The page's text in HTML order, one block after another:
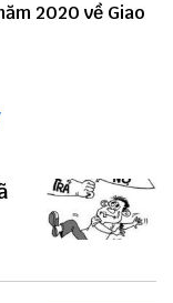
2020 về Giao